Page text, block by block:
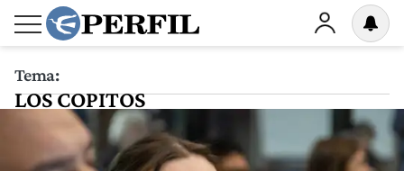
Tema:
LOS COPITOS